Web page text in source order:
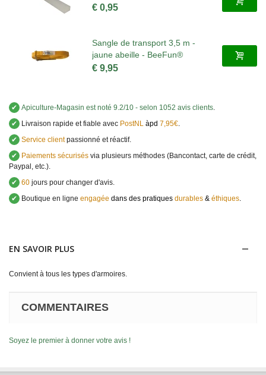
€ 0,95
Sangle de transport 3,5 m -
jaune abeille - BeeFun®
€ 9,95
✔ Apiculture-Magasin est noté 9.2/10 - selon 1052 avis clients
✔
Livraison rapide et fiable avec PostNL àpd 7,95€
✔ Service clientpassionné et réactif.
✔
Paiements sécurisés via plusieurs méthodes (Bancontact, carte de crédit,
Paypal, etc.).
✔ 60 jours pour changer d'avis.
✔
Boutique en ligne engagée dans des pratiques durables & éthiques
EN SAVOIR PLUS
Convient à tous les types d'armoires.
COMMENTAIRES
Soyez le premier à donner votre avis !